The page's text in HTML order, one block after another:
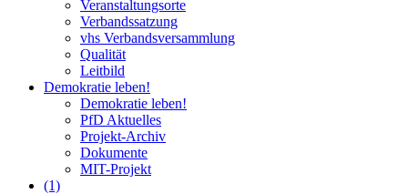
Veranstaltungsorte
Verbandssatzung
vhs Verbandsversammlung
Qualität
Leitbild
Demokratie leben!
Demokratie leben!
PfD Aktuelles
Projekt-Archiv
Dokumente
MIT-Projekt
(1)